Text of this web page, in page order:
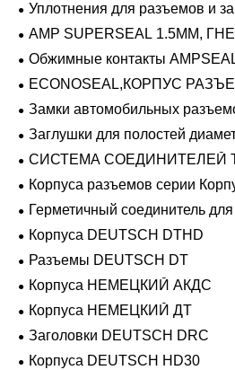
Уплотнения для разъемов и
AMP SUPERSEAL 1.5MM,
Обжимные контакты
ECONOSEAL,КОРПУС
Замки автомобильных
положения
Заглушки для полостей
СИСТЕМА СОЕДИНИТЕЛЕЙ
ВКЛАДЫШ
Корпуса разъемов серии
Герметичный соединитель
эксплуатации Фиксирующие
Корпуса DEUTSCH DTHD
Разъемы DEUTSCH DT
Корпуса НЕМЕЦКИЙ АКДС
Корпуса НЕМЕЦКИЙ ДТ
Заголовки DEUTSCH DRC
Корпуса DEUTSCH HD30